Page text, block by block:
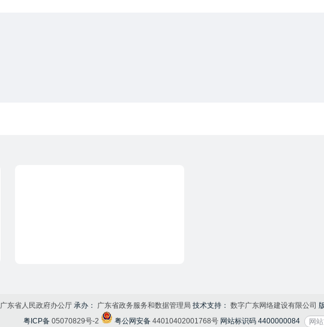
广东省人民政府办公厅 承办： 广东省政务服务和数据管理局 技术支持： 数字广东网络建设有限公司
粤ICP备 05070829号-2 粤公网安备 44010402001768号 网站标识码 4400000084 网